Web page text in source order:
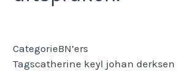
CategorieBN’ers
Tagscatherine keyl johan derksen